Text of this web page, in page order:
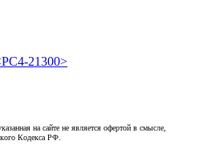
21300>
на сайте не является офертой в смысле,
Кодекса РФ.